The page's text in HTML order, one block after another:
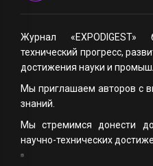
Журнал
технический прогресс,
достижения науки и
Мы приглашаем авторов с
знаний.
Мы стремимся донести
научно-технических